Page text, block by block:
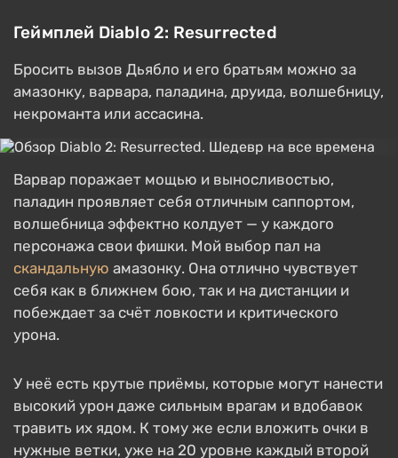
Геймплей Diablo 2: Resurrected
Бросить вызов Дьябло и его братьям можно за
амазонку, варвара, паладина, друида, волшебницу,
некроманта или ассасина.
Варвар поражает мощью и выносливостью,
паладин проявляет себя отличным саппортом,
волшебница эффектно колдует — у каждого
персонажа свои фишки. Мой выбор пал на
скандальную амазонку. Она отлично чувствует
себя как в ближнем бою, так и на дистанции и
побеждает за счёт ловкости и критического
урона.
У неё есть крутые приёмы, которые могут нанести
высокий урон даже сильным врагам и вдобавок
травить их ядом. К тому же если вложить очки в
нужные ветки, уже на 20 уровне каждый второй